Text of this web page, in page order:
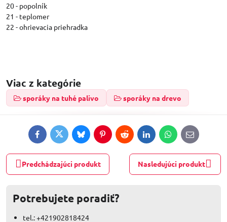
20 - popolník
21 - teplomer
22 - ohrievacia priehradka
Viac z kategórie
sporáky na tuhé palivo sporáky na drevo
FacebookTwitterBlueskyPinterestRedditLinkedInWhatsApp
E-
mail
Predchádzajúci produkt Nasledujúci produkt
Potrebujete poradiť?
tel.: +421902818424